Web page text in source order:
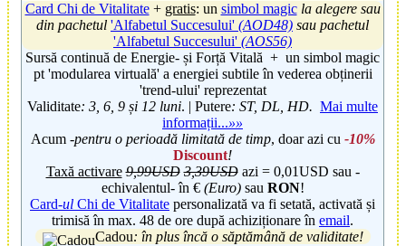
Card Chi de Vitalitate+ gratis: un simbol magic la alegere sau
din pachetul 'Alfabetul Succesului' (AOD48) sau pachetul
'Alfabetul Succesului' (AOS56)
Sursă continuă de Energie- și Forță Vitală + un simbol magic
pt 'modularea virtuală' a energiei subtile în vederea obținerii
'trend-ului' reprezentat
Validitate: 3, 6, 9 și 12 luni. | Putere: ST, DL, HD. Mai multe
informații...»»
Acum -pentru o perioadă limitată de timp, doarazi cu -10%
Discount!
Taxă activare 9,99USD 3,39USDazi = 0,01USD sau -
echivalentul- în € (Euro)sau RON!
Card-ul Chi de Vitalitate personalizată va fi setată, activată și
trimisă în max. 48 de ore după achiziționare în email.
Cadou: în plus încă o săptămână de validitate!